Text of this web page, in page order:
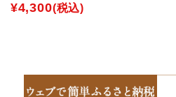
¥4,300(税込)